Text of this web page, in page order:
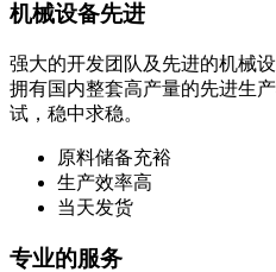
机械设备先进
强大的开发团队及先进的机械
拥有国内整套高产量的先进生
试，稳中求稳。
原料储备充裕
生产效率高
当天发货
专业的服务